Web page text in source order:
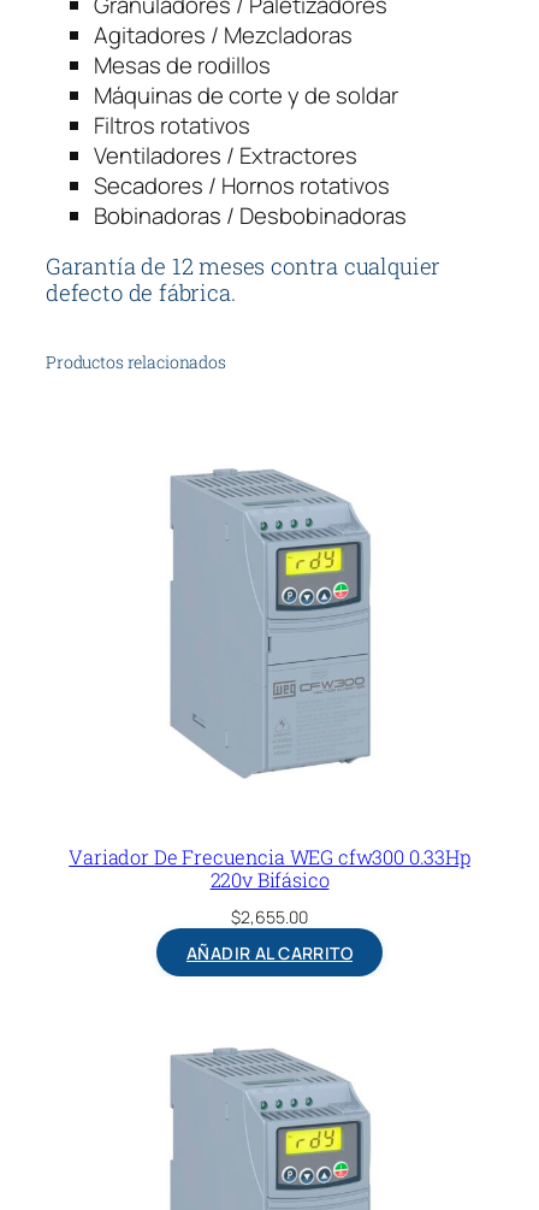
Agitadores / Mezcladoras
Mesas de rodillos
Máquinas de corte y de soldar
Filtros rotativos
Ventiladores / Extractores
Secadores / Hornos rotativos
Bobinadoras / Desbobinadoras
Garantía de 12 meses contra cualquier
defecto de fábrica.
Productos relacionados
Variador De Frecuencia WEG cfw300 0.33Hp
220v Bifásico
$2,655.00
AÑADIR AL CARRITO